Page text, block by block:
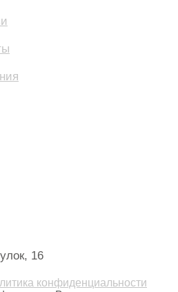
16
конфиденциальности